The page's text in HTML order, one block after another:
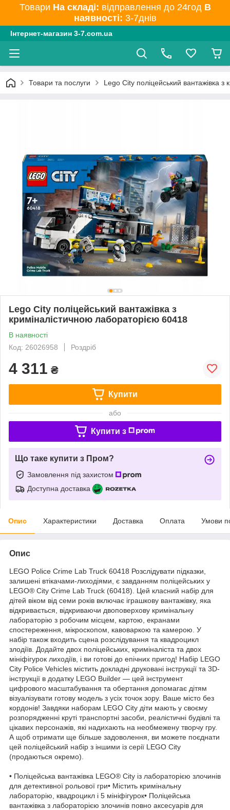
Товари На складі: відправлення до 24год В
наявності: 3-7днів
Інтернет-магазин 3-7.com.ua
Товари та послуги Lego City поліцейський вантажівка
Lego City поліцейський вантажівка з
криміналістичною лабораторією 60418
В наявності
Код: 26026958
Роздріб
4 311 ₴
Купити
або
Купити з
Що таке купити з Пром?
Замовлення під захистом
Доступна доставка
Опис Характеристики Доставка Оплата Умови
Опис
LEGO Police Crime Lab Truck 60418 Розслідувати підказки,
залишені втікачами-лиходіями, є завданням поліцейських у
LEGO® City Crime Lab Truck (60418). Цей класний набір для
дітей віком від семи років включає іграшкову вантажівку, яка
відкривається, відкриваючи двоповерхову кримінальну
лабораторію з робочим місцем, картою, екранами
спостереження, мікроскопом, кавоваркою та камерою. У
набір також входить сцена розслідування та квадроцикл
злодіїв. Додайте двох поліцейських, криміналіста та двох
мініфігурок лиходіїв, і ви готові до епічних пригод! Набір LEGO
City Police Vehicles містить докладні друковані інструкції та 3D-
інструкції в додатку LEGO Builder — цей інструмент
цифрового масштабування та обертання допомагає дітям
візуалізувати готову модель з усіх точок зору. Ваше місто без
кордонів! Завдяки наборам LEGO City діти мають у своєму
розпорядженні круті транспортні засоби, реалістичні будівлі та
цікавих персонажів, які надихають на необмежену творчу гру.
А щоб отримати ще більше задоволення, ви можете поєднати
цей поліцейський набір з іншими із серії LEGO City
(продаються окремо).
• Поліцейська вантажівка LEGO® City із лабораторією злочинів
для детективної рольової гри• Містить кримінальну
лабораторію, квадроцикл і 5 мініфігурок• Поліцейська
вантажівка з лабораторією злочинів повно аксесуарів для